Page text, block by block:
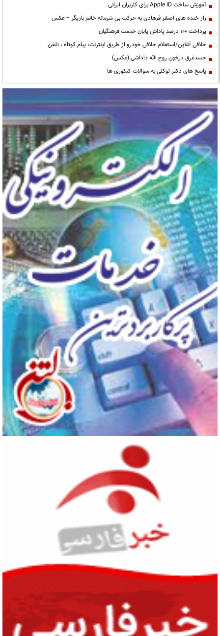
آموزش ساخت Apple ID برای کاربران ایرانی
راز خنده های اصغر فرهادی به حرکت بی شرمانه خانم بازیگر + عکس
پرداخت ۱۰۰ درصد پاداش پایان خدمت فرهنگیان
خلافی آنلاین/استعلام خلافی خودرو از طریق اینترنت، پیام کوتاه ، تلفن
جسدغرق درخون روح الله داداشی (عکس)
پاسخ های دکتر توکلی به سوالات کنکوری ها